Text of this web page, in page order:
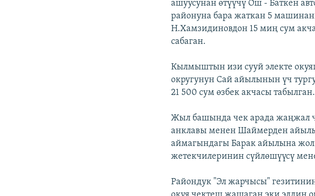
ашуусунан өтүүчү Ош - Баткен
районуна бара жаткан 5
Н.Хамзидиновдон 15 миң сум
сабаган.
Кылмыштын изи сууй электе
округунун Сай айылынын үч
21 500 сум өзбек акчасы табылган.
Жыл башында чек арада жаңжал
анклавы менен Шаймерден
аймагындагы Барак айылына
жетекчилеринин сүйлөшүүсү
Райондук "Эл жарчысы"